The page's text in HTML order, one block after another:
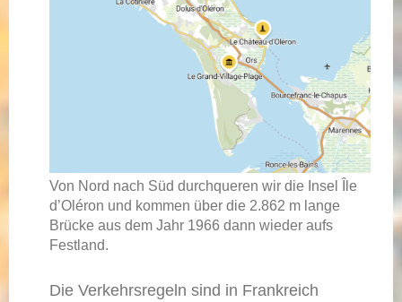
Von Nord nach Süd durchqueren wir die Insel Île
d’Oléron und kommen über die 2.862 m lange
Brücke aus dem Jahr 1966 dann wieder aufs
Festland.
Die Verkehrsregeln sind in Frankreich